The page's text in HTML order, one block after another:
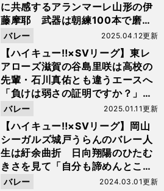
に共感するアランマーレ山形の伊
藤摩耶 武器は朝練100本で磨い
たサーブ
【ハイキュー‼×SVリーグ】東レ
アローズ滋賀の谷島里咲は高校の
先輩・石川真佑とも違うエースへ
「負けは弱さの証明ですか？」の
セリフも胸に成長
2025.04.12更新
バレー
【ハイキュー‼×SVリーグ】岡山
シーガルズ城戸うらんのバレー人
生は紆余曲折 日向翔陽のひたむ
きさを見て「自分も諦めんとこ
う」
2025.01.11更新
バレー
2024.03.01更新
バレー